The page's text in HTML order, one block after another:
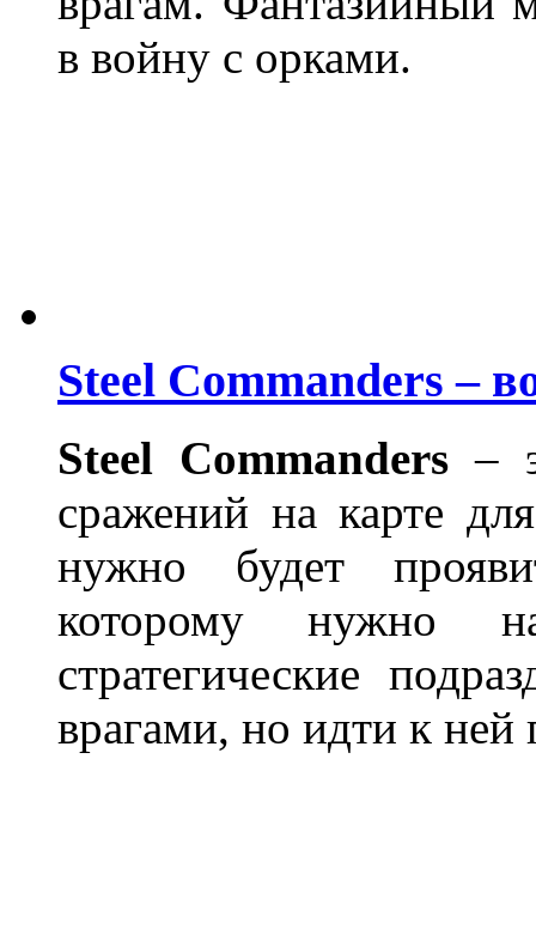
в войну с орками.
Steel Commanders –
Steel Commanders–
сражений на карте
нужно будет
которому нужно
стратегические
врагами, но идти к ней